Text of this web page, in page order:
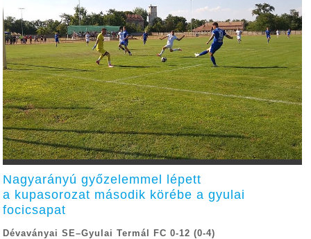
Nagyarányú győzelemmel lépett
a kupasorozat második körébe a gyulai
focicsapat
Dévaványai SE–Gyulai Termál FC 0-12 (0-4)